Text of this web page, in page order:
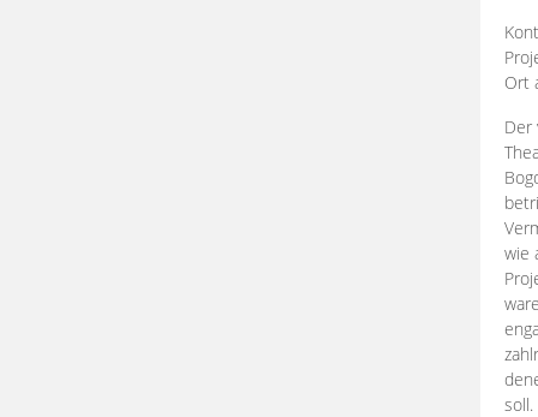
Ort
Der
wie
zahlr
soll.